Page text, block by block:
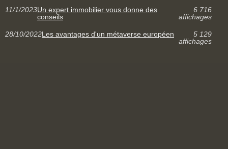
11/1/2023Un expert immobilier vous donne des
conseils
6 716
affichages
28/10/2022Les avantages d'un métaverse européen
5 129
affichages